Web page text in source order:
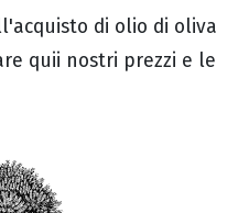
di olio di oliva
quii nostri prezzi e le